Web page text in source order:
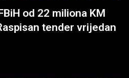
od 22 miliona KM
tender vrijedan